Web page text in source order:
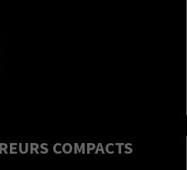
COMPACTS